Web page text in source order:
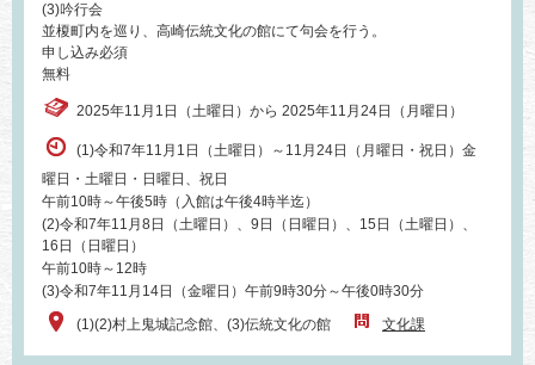
(3)吟行会
並榎町内を巡り、高崎伝統文化の館にて句会を行う。
申し込み必須
無料
2025年11月1日（土曜日）から 2025年11月24日（月曜日）
(1)令和7年11月1日（土曜日）～11月24日（月曜日・祝日）金
曜日・土曜日・日曜日、祝日
午前10時～午後5時（入館は午後4時半迄）
(2)令和7年11月8日（土曜日）、9日（日曜日）、15日（土曜日）、
16日（日曜日）
午前10時～12時
(3)令和7年11月14日（金曜日）午前9時30分～午後0時30分
(1)(2)村上鬼城記念館、(3)伝統文化の館
文化課